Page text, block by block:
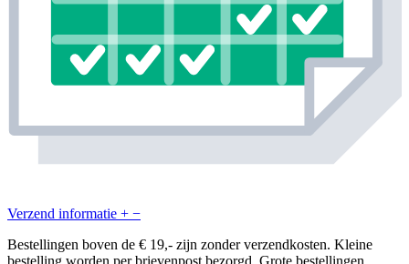
Verzend informatie + −
Bestellingen boven de € 19,- zijn zonder verzendkosten. Kleine